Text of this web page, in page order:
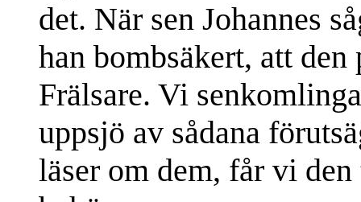
det. När sen Johannes
han bombsäkert, att
Frälsare. Vi
uppsjö av sådana
läser om dem, får vi